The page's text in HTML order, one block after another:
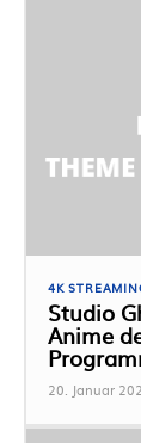
4K
Studio
Anime
20. Januar